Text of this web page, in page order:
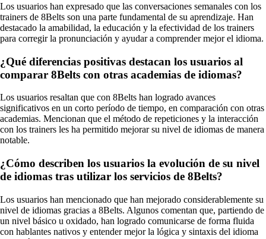
Los usuarios han expresado que las conversaciones semanales con los
trainers de 8Belts son una parte fundamental de su aprendizaje. Han
destacado la amabilidad, la educación y la efectividad de los trainers
para corregir la pronunciación y ayudar a comprender mejor el idioma.
¿Qué diferencias positivas destacan los usuarios al
comparar 8Belts con otras academias de idiomas?
Los usuarios resaltan que con 8Belts han logrado avances
significativos en un corto período de tiempo, en comparación con otras
academias. Mencionan que el método de repeticiones y la interacción
con los trainers les ha permitido mejorar su nivel de idiomas de manera
notable.
¿Cómo describen los usuarios la evolución de su nivel
de idiomas tras utilizar los servicios de 8Belts?
Los usuarios han mencionado que han mejorado considerablemente su
nivel de idiomas gracias a 8Belts. Algunos comentan que, partiendo de
un nivel básico u oxidado, han logrado comunicarse de forma fluida
con hablantes nativos y entender mejor la lógica y sintaxis del idioma